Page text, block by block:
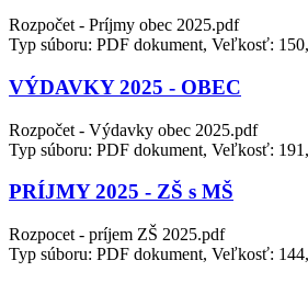
Rozpočet - Príjmy obec 2025.pdf
Typ súboru: PDF dokument, Veľkosť:
VÝDAVKY 2025 - OBEC
Rozpočet - Výdavky obec 2025.pdf
Typ súboru: PDF dokument, Veľkosť:
PRÍJMY 2025 - ZŠ s MŠ
Rozpocet - príjem ZŠ 2025.pdf
Typ súboru: PDF dokument, Veľkosť: